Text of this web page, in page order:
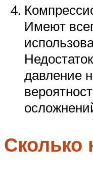
Имеют
давление
Сколько